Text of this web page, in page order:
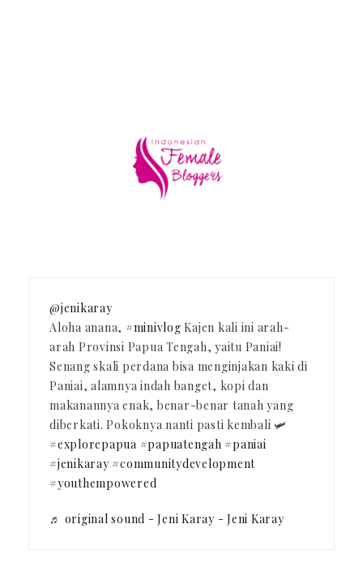
@jenikaray
Aloha anana, #minivlog Kajen kali ini arah-
arah Provinsi Papua Tengah, yaitu Paniai!
Senang skali perdana bisa menginjakan kaki di
Paniai, alamnya indah banget, kopi dan
makanannya enak, benar-benar tanah yang
diberkati. Pokoknya nanti pasti kembali 🛩️
#explorepapua #papuatengah #paniai
#jenikaray #communitydevelopment
#youthempowered
♬ original sound - Jeni Karay - Jeni Karay